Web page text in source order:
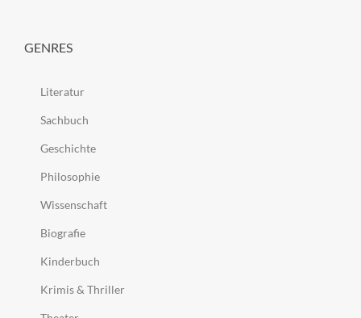
GENRES
Literatur
Sachbuch
Geschichte
Philosophie
Wissenschaft
Biografie
Kinderbuch
Krimis & Thriller